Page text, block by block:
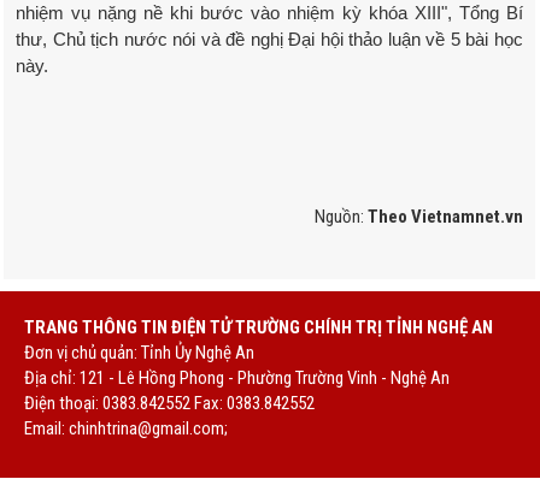
nhiệm vụ nặng nề khi bước vào nhiệm kỳ khóa XIII", Tổng Bí
thư, Chủ tịch nước nói và đề nghị Đại hội thảo luận về 5 bài học
này.
Nguồn: Theo Vietnamnet.vn
TRANG THÔNG TIN ĐIỆN TỬ TRƯỜNG CHÍNH TRỊ TỈNH NGHỆ AN
Đơn vị chủ quản: Tỉnh Ủy Nghệ An
Địa chỉ: 121 - Lê Hồng Phong - Phường Trường Vinh - Nghệ An
Điện thoại: 0383.842552 Fax: 0383.842552
Email: chinhtrina@gmail.com;